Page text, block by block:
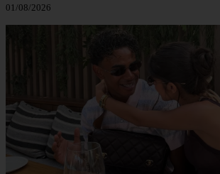
01/08/2026